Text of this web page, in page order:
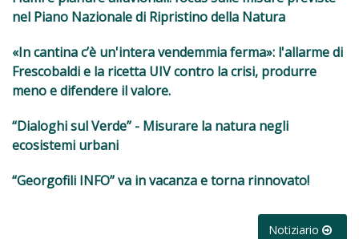
nel Piano Nazionale di Ripristino della Natura
«In cantina c’è un'intera vendemmia ferma»: l'allarme di
Frescobaldi e la ricetta UIV contro la crisi, produrre
meno e difendere il valore.
“Dialoghi sul Verde” - Misurare la natura negli
ecosistemi urbani
“Georgofili INFO” va in vacanza e torna rinnovato!
Notiziario